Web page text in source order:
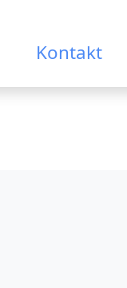
Kontakt